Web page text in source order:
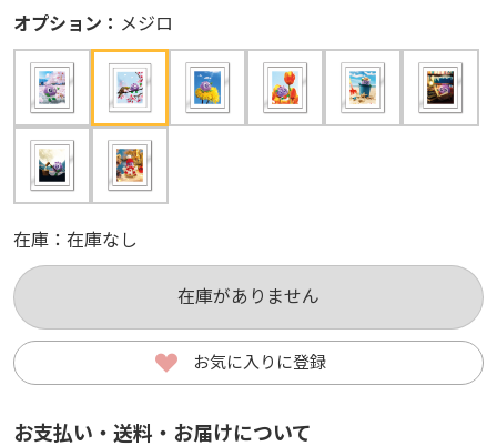
オプション： 桜
数量
カートに入れる
オプション： メジロ
在庫： 在庫なし
在庫がありません
お気に入りに登録
お支払い・送料・お届けについて